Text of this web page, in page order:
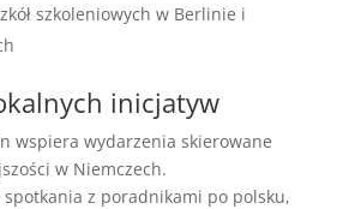
szkoleniowych w Berlinie i
inicjatyw
wspiera wydarzenia skierowane
w Niemczech.
spotkania z poradnikami po polsku,